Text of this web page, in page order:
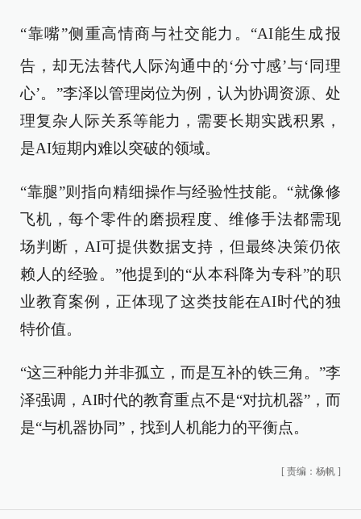
“靠嘴”侧重高情商与社交能力。“AI能生成报
告，却无法替代人际沟通中的‘分寸感’与‘同理
心’。”李泽以管理岗位为例，认为协调资源、处
理复杂人际关系等能力，需要长期实践积累，
是AI短期内难以突破的领域。
“靠腿”则指向精细操作与经验性技能。“就像修
飞机，每个零件的磨损程度、维修手法都需现
场判断，AI可提供数据支持，但最终决策仍依
赖人的经验。”他提到的“从本科降为专科”的职
业教育案例，正体现了这类技能在AI时代的独
特价值。
“这三种能力并非孤立，而是互补的铁三角。”李
泽强调，AI时代的教育重点不是“对抗机器”，而
是“与机器协同”，找到人机能力的平衡点。
[ 责编：杨帆 ]